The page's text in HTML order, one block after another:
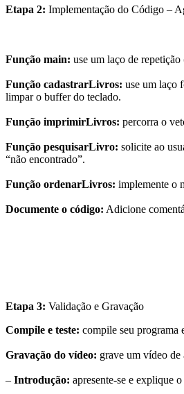
Etapa 2: Implementação do Código –
Função main: use um laço de repetição
Função cadastrarLivros: use um laço
limpar o buffer do teclado.
Função imprimirLivros: percorra o
Função pesquisarLivro: solicite ao
“não encontrado”.
Função ordenarLivros: implemente o
Documente o código: Adicione
Etapa 3: Validação e Gravação
Compile e teste: compile seu programa
Gravação do vídeo: grave um vídeo de
– Introdução: apresente-se e explique